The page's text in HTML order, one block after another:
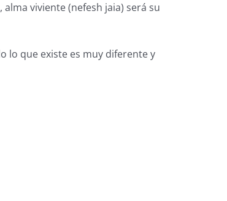
viviente (nefesh jaia) será su
lo que existe es muy diferente y